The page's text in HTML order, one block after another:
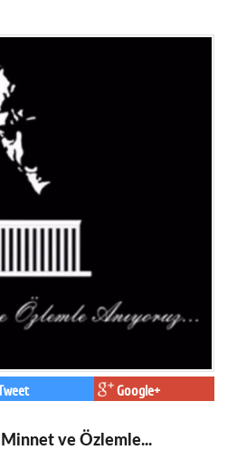
Google+
Minnet ve Özlemle...